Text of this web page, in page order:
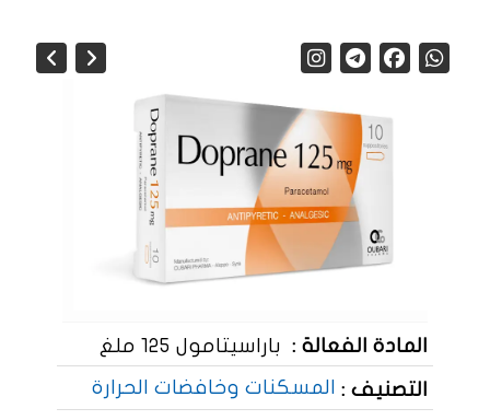
المادة الفعالة : باراسيتامول 125 ملغ
التصنيف : المسكنات وخافضات الحرارة